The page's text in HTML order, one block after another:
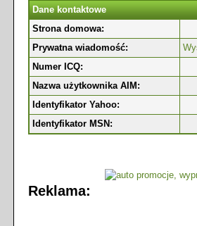
Dane kontaktowe
Strona domowa:
Prywatna wiadomość:
Numer ICQ:
Nazwa użytkownika AIM:
Identyfikator Yahoo:
Identyfikator MSN:
Reklama: